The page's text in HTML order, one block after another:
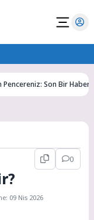
Son Bir Haber ile
0
09 Nis 2026